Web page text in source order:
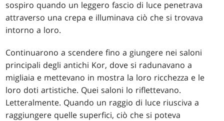
sospiro quando un leggero fascio di luce penetrava
attraverso una crepa e illuminava ciò che si trovava
intorno a loro.
Continuarono a scendere fino a giungere nei saloni
principali degli antichi Kor, dove si radunavano a
migliaia e mettevano in mostra la loro ricchezza e le
loro doti artistiche. Quei saloni lo riflettevano.
Letteralmente. Quando un raggio di luce riusciva a
raggiungere quelle superfici, ciò che si poteva